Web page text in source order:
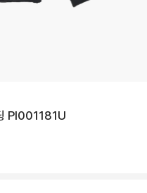
PI001181U